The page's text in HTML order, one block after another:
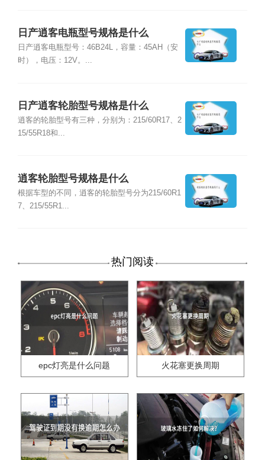
日产逍客电瓶型号规格是什么
日产逍客电瓶型号：46B24L，容量：45AH（安
时），电压：12V。...
日产逍客轮胎型号规格是什么
逍客的轮胎型号有三种，分别为：215/60R17、2
15/55R18和...
逍客轮胎型号规格是什么
根据车型的不同，逍客的轮胎型号分为215/60R1
7、215/55R1...
热门阅读
epc灯亮是什么问题 火花塞更换周期